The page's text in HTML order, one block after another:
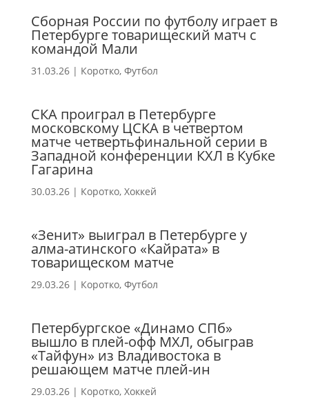
Сборная России по футболу играет в
Петербурге товарищеский матч с
командой Мали
31.03.26| Коротко, Футбол
СКА проиграл в Петербурге
московскому ЦСКА в четвертом
матче четвертьфинальной серии в
Западной конференции КХЛ в Кубке
Гагарина
30.03.26| Коротко, Хоккей
«Зенит» выиграл в Петербурге у
алма-атинского «Кайрата» в
товарищеском матче
29.03.26| Коротко, Футбол
Петербургское «Динамо СПб»
вышло в плей-офф МХЛ, обыграв
«Тайфун» из Владивостока в
решающем матче плей-ин
29.03.26| Коротко, Хоккей